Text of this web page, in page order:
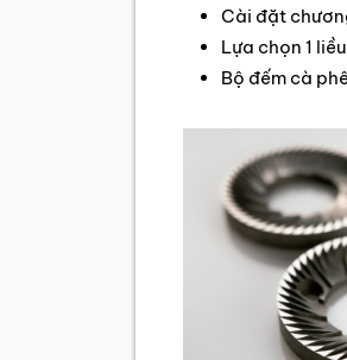
Cài đặt
Lựa chọn 1
Bộ đếm cà